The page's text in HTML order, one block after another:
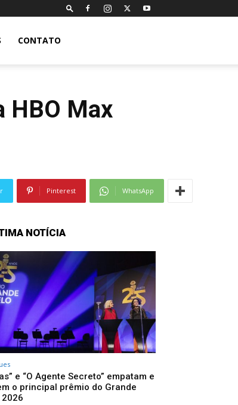
CONTATO
HBO Max
Pinterest WhatsApp
NOTÍCIA
e “O Agente Secreto” empatam e
o principal prêmio do Grande